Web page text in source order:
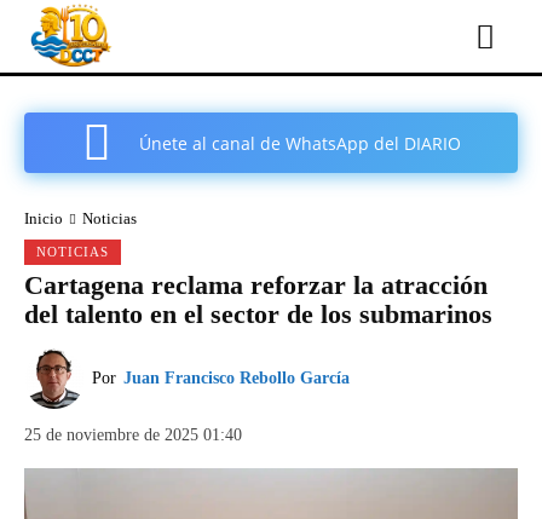
Únete al canal de WhatsApp del DIARIO
Inicio Noticias
NOTICIAS
Cartagena reclama reforzar la atracción
del talento en el sector de los submarinos
Por Juan Francisco Rebollo García
25 de noviembre de 2025 01:40